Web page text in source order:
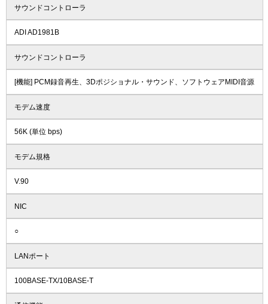
サウンドコントローラ
ADI AD1981B
サウンドコントローラ
[機能] PCM録音再生、3Dポジショナル・サウンド、ソフトウェアMIDI音源
モデム速度
56K (単位 bps)
モデム規格
V.90
NIC
○
LANポート
100BASE-TX/10BASE-T